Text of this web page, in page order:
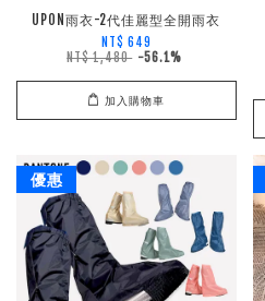
UPON雨衣-2代佳麗型全開雨衣
NT$ 649
NT$ 1,480 -56.1%
加入購物車
優惠